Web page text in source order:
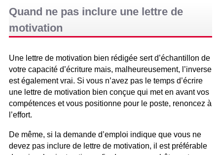
Quand ne pas inclure une lettre de
motivation
Une lettre de motivation bien rédigée sert d’échantillon de
votre capacité d’écriture mais, malheureusement, l’inverse
est également vrai. Si vous n’avez pas le temps d’écrire
une lettre de motivation bien conçue qui met en avant vos
compétences et vous positionne pour le poste, renoncez à
l’effort.
De même, si la demande d’emploi indique que vous ne
devez pas inclure de lettre de motivation, il est préférable